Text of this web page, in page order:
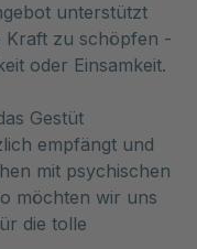
unterstützt
Kraft zu schöpfen -
oder Einsamkeit.
Gestüt
empfängt und
mit psychischen
möchten wir uns
die tolle